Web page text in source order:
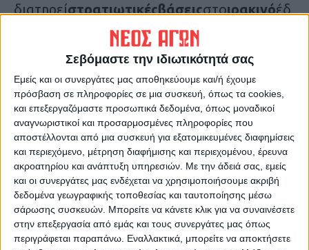
Σεβόμαστε την ιδιωτικότητά σας
Εμείς και οι συνεργάτες μας αποθηκεύουμε και/ή έχουμε
πρόσβαση σε πληροφορίες σε μια συσκευή, όπως τα cookies,
και επεξεργαζόμαστε προσωπικά δεδομένα, όπως μοναδικοί
αναγνωριστικοί και προσαρμοσμένες πληροφορίες που
αποστέλλονται από μια συσκευή για εξατομικευμένες διαφημίσεις
και περιεχόμενο, μέτρηση διαφήμισης και περιεχομένου, έρευνα
ακροατηρίου και ανάπτυξη υπηρεσιών. Με την άδειά σας, εμείς
και οι συνεργάτες μας ενδέχεται να χρησιμοποιήσουμε ακριβή
δεδομένα γεωγραφικής τοποθεσίας και ταυτοποίησης μέσω
σάρωσης συσκευών. Μπορείτε να κάνετε κλικ για να συναινέσετε
στην επεξεργασία από εμάς και τους συνεργάτες μας όπως
περιγράφεται παραπάνω. Εναλλακτικά, μπορείτε να αποκτήσετε
διατηρείστρατιωτικέςβάσειςστοιρακινόέδ
αφος. Τις τελευταίες ημέρες έχει αυξήσει τις
επιθέσεις με μη επανδρωμένα αεροσκάφη,
ακόμη και κοντά σε πόλεις και κεντρικούς
οδικούς άξονες.
Το PKK, που εδώ και τρεις δεκαετίες
διεξάγειένοπλοαγώνα κατά του τουρκικού
κράτους, έχει χαρακτηριστεί
«τρομοκρατικήοργάνωση» από αρκετά
κράτη και διεθνείς οργανισμούς, όπως
τοΝΑΤΟκαι ηΕυρωπαϊκήΈνωση.